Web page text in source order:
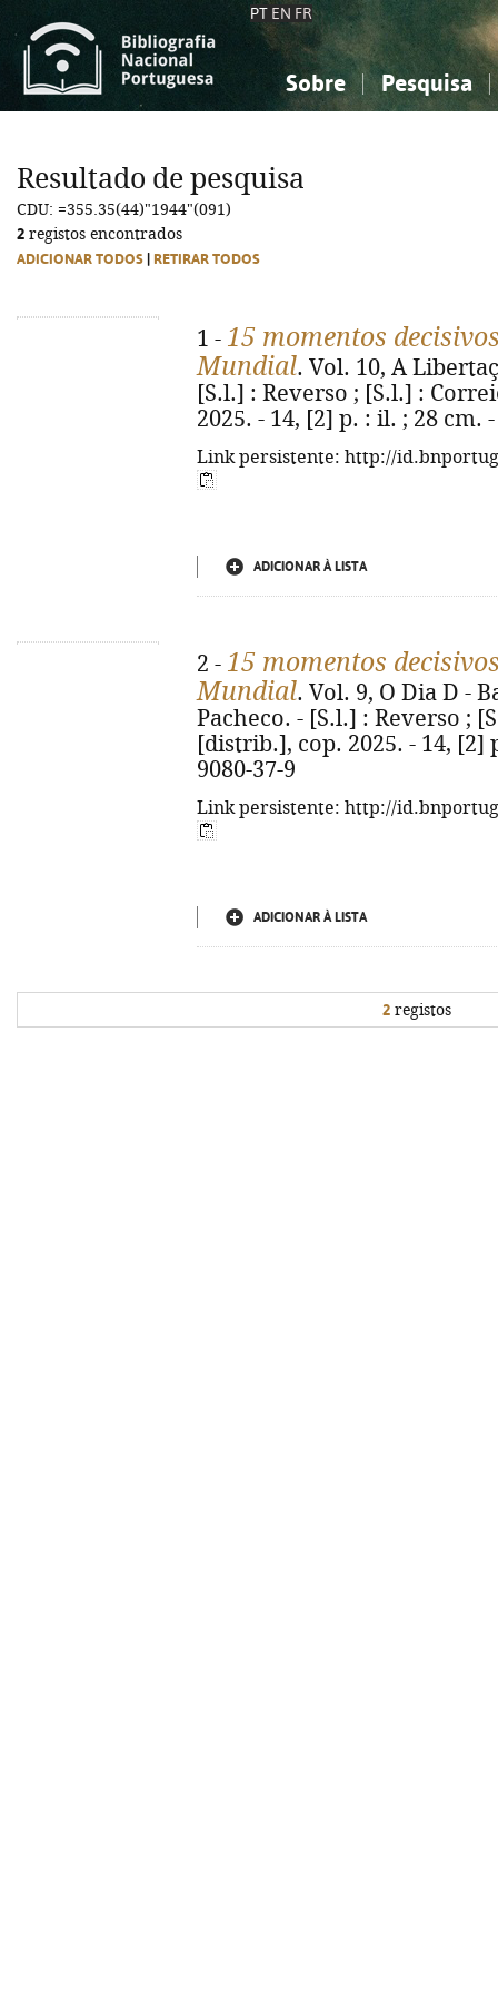
PT EN FR
Sobre Pesquisa
Ciências sociais...
Ciências sociais...
Resultado de pesquisa
CDU: =355.35(44)"1944"(091)
2 registos encontrados
ADICIONAR TODOS RETIRAR TODOS
1 - 15 momentos
Mundial. Vol. 10, A
[S.l.] : Reverso ; [S.l.] :
2025. - 14, [2] p. : il. ; 28 cm.
Link persistente: http://
ADICIONAR À LISTA
2 - 15 momentos
Mundial. Vol. 9, O Dia D -
Pacheco. - [S.l.] : Reverso ;
[distrib.], cop. 2025. - 14, [2]
9080-37-9
Link persistente: http://
ADICIONAR À LISTA
2 registos